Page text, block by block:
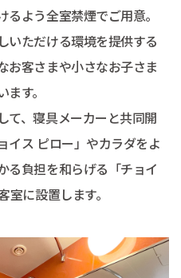
よう全室禁煙でご用意。
いただける環境を提供する
お客さまや小さなお子さま
す。
て、寝具メーカーと共同開
イス ピロー」やカラダをよ
る負担を和らげる「チョイ
室に設置します。